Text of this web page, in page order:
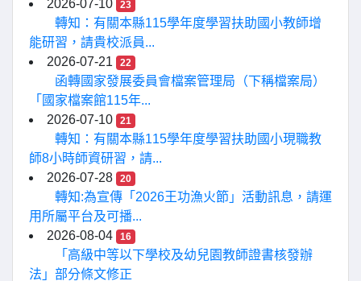
2026-07-10
23
轉知：有關本縣115學年度學習扶助國小教師增
能研習，請貴校派員...
2026-07-21
22
函轉國家發展委員會檔案管理局（下稱檔案局）
「國家檔案館115年...
2026-07-10
21
轉知：有關本縣115學年度學習扶助國小現職教
師8小時師資研習，請...
2026-07-28
20
轉知:為宣傳「2026王功漁火節」活動訊息，請運
用所屬平台及可播...
2026-08-04
16
「高級中等以下學校及幼兒園教師證書核發辦
法」部分條文修正